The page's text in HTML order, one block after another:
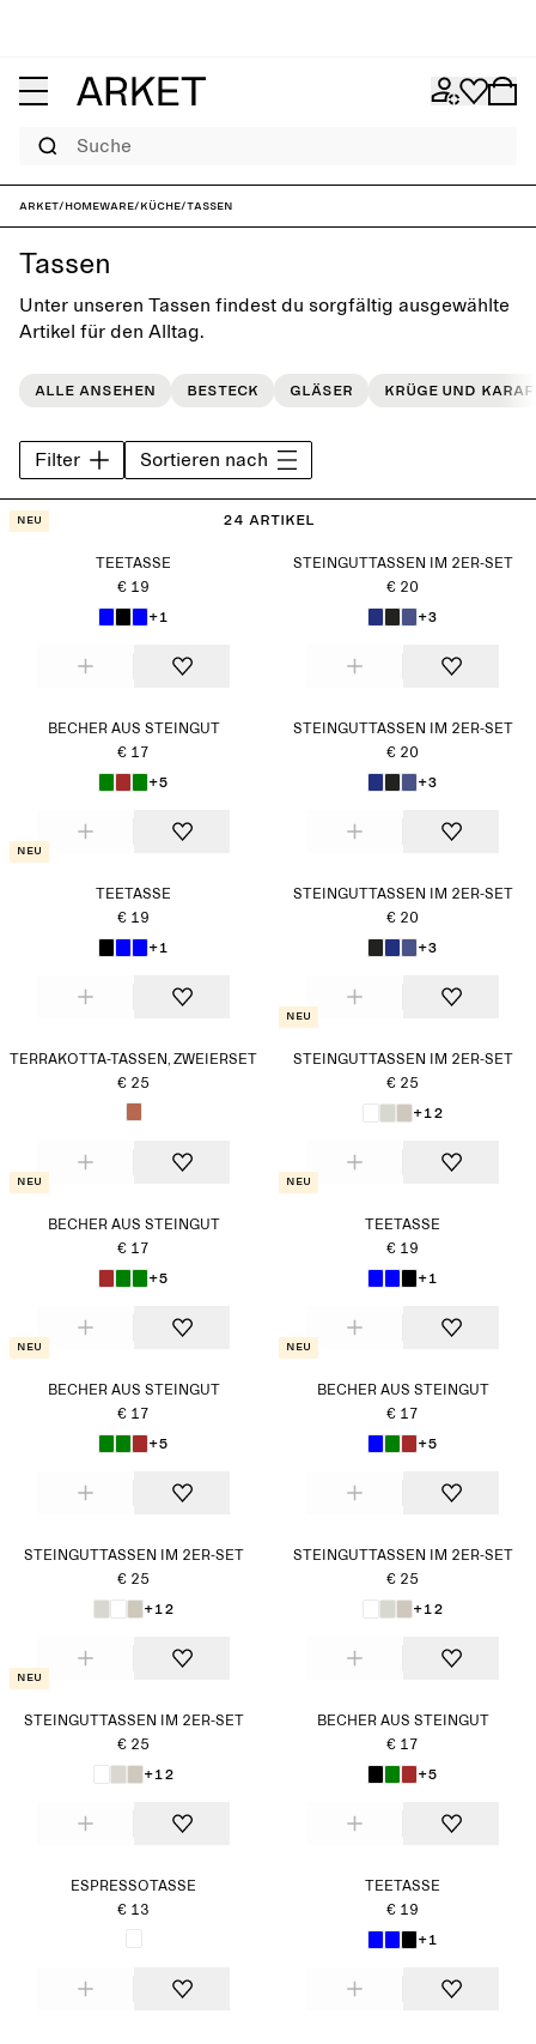
Suche
ARKET/Homeware/Küche/Tassen
Tassen
Unter unseren Tassen findest du sorgfältig ausgewählte
Artikel für den Alltag.
Alle ansehen Besteck Gläser Krüge und
Filter Sortieren nach
24 Artikel
Neu
TEETASSE
€ 19
+1
STEINGUTTASSEN IM 2ER-SET
€ 20
+3
BECHER AUS STEINGUT
€ 17
+5
STEINGUTTASSEN IM 2ER-SET
€ 20
+3
Neu
TEETASSE
€ 19
+1
STEINGUTTASSEN IM 2ER-SET
€ 20
+3
TERRAKOTTA-TASSEN, ZWEIERSET
€ 25
Neu
STEINGUTTASSEN IM 2ER-SET
€ 25
+12
Neu
BECHER AUS STEINGUT
€ 17
+5
Neu
TEETASSE
€ 19
+1
Neu
BECHER AUS STEINGUT
€ 17
+5
Neu
BECHER AUS STEINGUT
€ 17
+5
STEINGUTTASSEN IM 2ER-SET
€ 25
+12
STEINGUTTASSEN IM 2ER-SET
€ 25
+12
Neu
STEINGUTTASSEN IM 2ER-SET
€ 25
+12
BECHER AUS STEINGUT
€ 17
+5
ESPRESSOTASSE
€ 13
TEETASSE
€ 19
+1